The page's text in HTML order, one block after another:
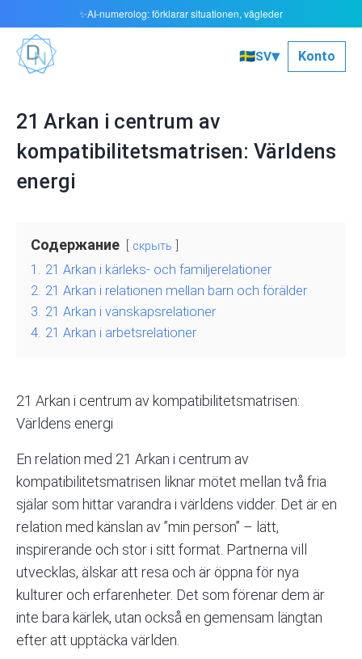
🇸🇪SV▾ Konto
21 Arkan i centrum av
kompatibilitetsmatrisen: Världens
energi
Содержание скрыть
1. 21 Arkan i kärleks- och familjerelationer
2. 21 Arkan i relationen mellan barn och förälder
3. 21 Arkan i vänskapsrelationer
4. 21 Arkan i arbetsrelationer
21 Arkan i centrum av kompatibilitetsmatrisen:
Världens energi
En relation med 21 Arkan i centrum av
kompatibilitetsmatrisen liknar mötet mellan två fria
själar som hittar varandra i världens vidder. Det är en
relation med känslan av ”min person” – lätt,
inspirerande och stor i sitt format. Partnerna vill
utvecklas, älskar att resa och är öppna för nya
kulturer och erfarenheter. Det som förenar dem är
inte bara kärlek, utan också en gemensam längtan
efter att upptäcka världen.
✨AI‑numerolog: förklarar situationen, vägleder